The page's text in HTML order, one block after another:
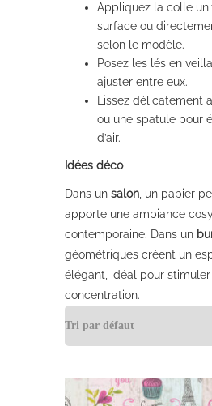
Appliquez la colle
surface ou
selon le modèle.
Posez les lés en
ajuster entre eux.
Lissez délicatement
ou une spatule pour
d’air.
Idées déco
Dans un salon , un papier
apporte une ambiance
contemporaine. Dans un
géométriques créent un
élégant, idéal pour
concentration.